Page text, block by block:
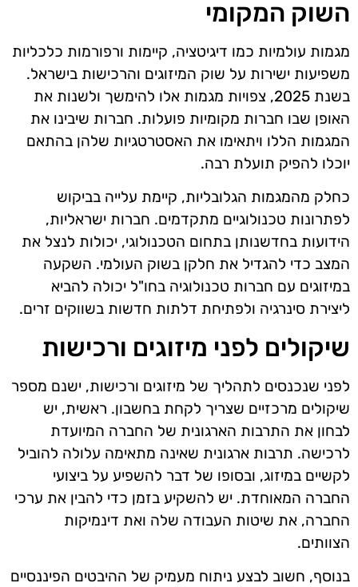
השוק המקומי
מגמות עולמיות כמו דיגיטציה, קיימות ורפורמות כלכליות
משפיעות ישירות על שוק המיזוגים והרכישות בישראל.
בשנת 2025, צפויות מגמות אלו להימשך ולשנות את
האופן שבו חברות מקומיות פועלות. חברות שיבינו את
המגמות הללו ויתאימו את האסטרטגיות שלהן בהתאם
יוכלו להפיק תועלת רבה.
כחלק מהמגמות הגלובליות, קיימת עלייה בביקוש
לפתרונות טכנולוגיים מתקדמים. חברות ישראליות,
הידועות בחדשנותן בתחום הטכנולוגי, יכולות לנצל את
המצב כדי להגדיל את חלקן בשוק העולמי. השקעה
במיזוגים עם חברות טכנולוגיה בחו"ל יכולה להביא
ליצירת סינרגיה ולפתיחת דלתות חדשות בשווקים זרים.
שיקולים לפני מיזוגים ורכישות
לפני שנכנסים לתהליך של מיזוגים ורכישות, ישנם מספר
שיקולים מרכזיים שצריך לקחת בחשבון. ראשית, יש
לבחון את התרבות הארגונית של החברה המיועדת
לרכישה. תרבות ארגונית שאינה מתאימה עלולה להוביל
לקשיים במיזוג, ובסופו של דבר להשפיע על ביצועי
החברה המאוחדת. יש להשקיע בזמן כדי להבין את ערכי
החברה, את שיטות העבודה שלה ואת דינמיקות
הצוותים.
בנוסף, חשוב לבצע ניתוח מעמיק של ההיבטים הפיננסיים